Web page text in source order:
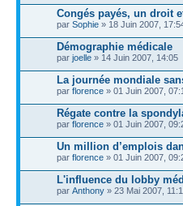
Congés payés, un droit
par Sophie » 18 Juin 2007,
Démographie médicale
par joelle » 14 Juin 2007, 14:05
La journée mondiale
par florence » 01 Juin 2007,
Régate contre la
par florence » 01 Juin 2007,
Un million d’emplois
par florence » 01 Juin 2007,
L'influence du lobby
par Anthony » 23 Mai 2007,